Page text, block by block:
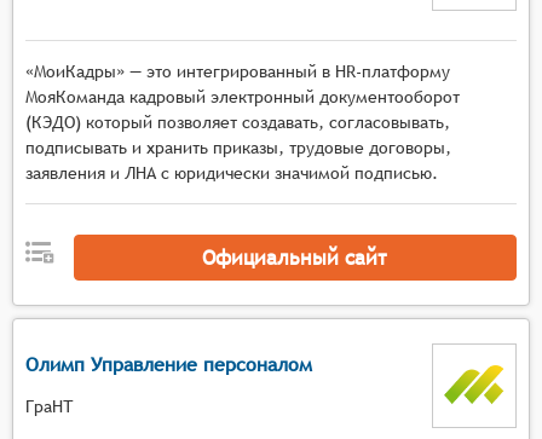
«МоиКадры» — это интегрированный в HR-платформу
МояКоманда кадровый электронный документооборот
(КЭДО) который позволяет создавать, согласовывать,
подписывать и хранить приказы, трудовые договоры,
заявления и ЛНА с юридически значимой подписью.
Официальный сайт
Олимп Управление персоналом
ГраНТ